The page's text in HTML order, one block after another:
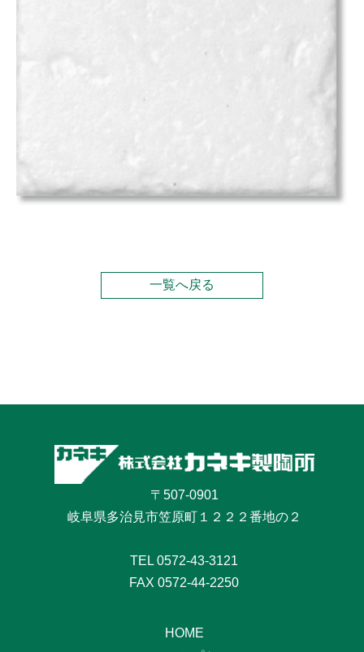
一覧へ戻る
〒507-0901
岐阜県多治見市笠原町１２２２番地の２
TEL 0572-43-3121
FAX 0572-44-2250
HOME